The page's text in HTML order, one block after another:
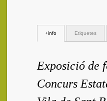
+info Etiquetes
Exposició de
Concurs